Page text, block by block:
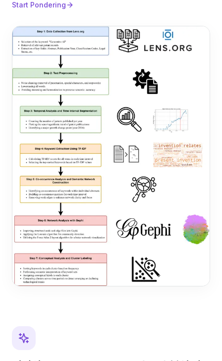
Start Pondering